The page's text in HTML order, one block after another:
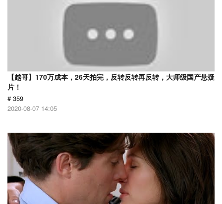
【越哥】170万成本，26天拍完，反转反转再反转，大师级国产悬疑
片！
# 359
2020-08-07 14:05